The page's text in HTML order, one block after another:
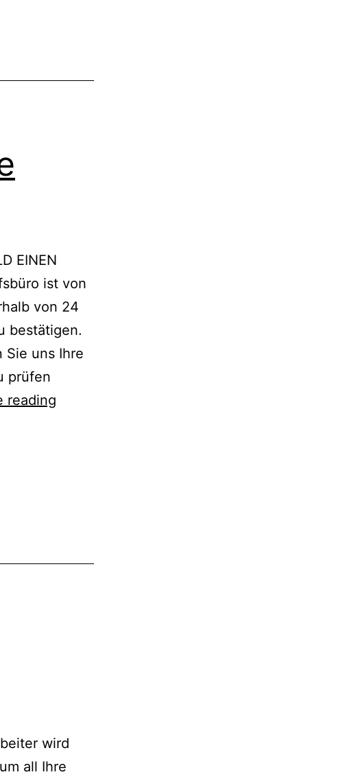
EINEN
ist von
von 24
bestätigen.
Sie uns Ihre
prüfen
reading
wird
all Ihre